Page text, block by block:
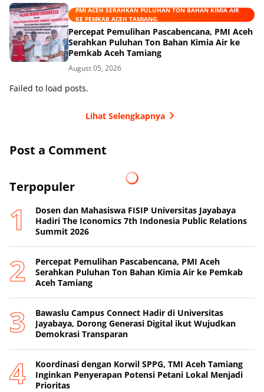
PMI ACEH SERAHKAN PULUHAN TON BAHAN KIMIA AIR
KE PEMKAB ACEH TAMIANG.
Percepat Pemulihan Pascabencana, PMI Aceh
Serahkan Puluhan Ton Bahan Kimia Air ke
Pemkab Aceh Tamiang
August 05, 2026
Failed to load posts.
Lihat Selengkapnya
Post a Comment
Terpopuler
Dosen dan Mahasiswa FISIP Universitas Jayabaya
Hadiri The Iconomics 7th Indonesia Public Relations
Summit 2026
Percepat Pemulihan Pascabencana, PMI Aceh
Serahkan Puluhan Ton Bahan Kimia Air ke Pemkab
Aceh Tamiang
Bawaslu Campus Connect Hadir di Universitas
Jayabaya, Dorong Generasi Digital ikut Wujudkan
Demokrasi Transparan
Koordinasi dengan Korwil SPPG, TMI Aceh Tamiang
Inginkan Penyerapan Potensi Petani Lokal Menjadi
Prioritas